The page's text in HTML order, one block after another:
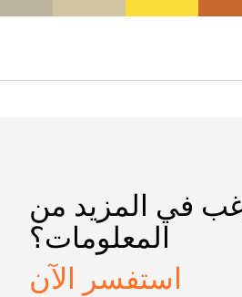
في المزيد من
المعلومات؟
استفسر الآن